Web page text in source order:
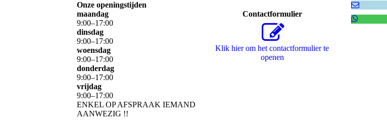
Onze openingstijden
maandag
9:00–17:00
dinsdag
9:00–17:00
woensdag
9:00–17:00
donderdag
9:00–17:00
vrijdag
9:00–17:00
ENKEL OP AFSPRAAK IEMAND
AANWEZIG !!
Contactformulier
Klik hier om het contactformulier te
openen